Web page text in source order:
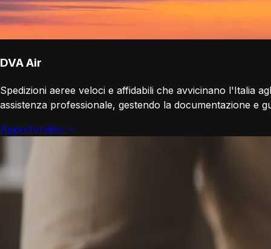
DVA Air
Spedizioni aeree veloci e affidabili che avvicinano l'Italia
assistenza professionale, gestendo la documentazione e
Approfondisci